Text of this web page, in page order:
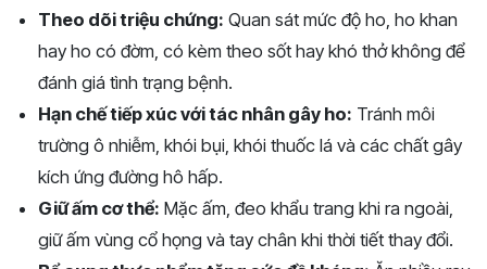
Theo dõi triệu chứng: Quan sát mức độ ho, ho khan
hay ho có đờm, có kèm theo sốt hay khó thở không để
đánh giá tình trạng bệnh.
Hạn chế tiếp xúc với tác nhân gây ho: Tránh môi
trường ô nhiễm, khói bụi, khói thuốc lá và các chất gây
kích ứng đường hô hấp.
Giữ ấm cơ thể: Mặc ấm, đeo khẩu trang khi ra ngoài,
giữ ấm vùng cổ họng và tay chân khi thời tiết thay đổi.